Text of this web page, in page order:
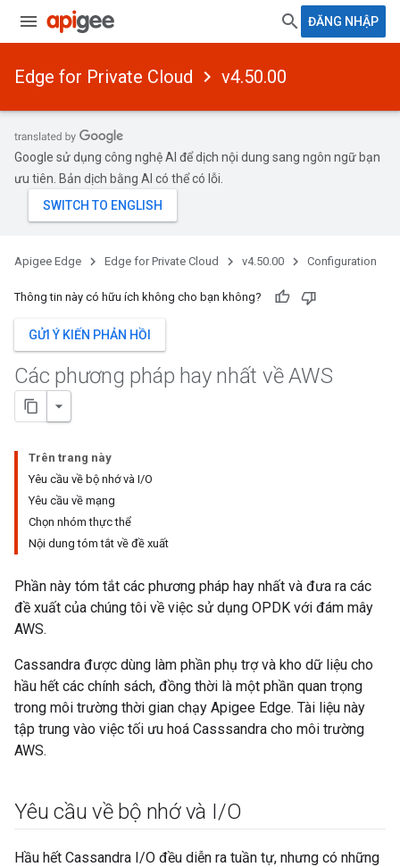
ĐĂNG NHẬP
Edge for Private Cloud v4.50.00
Google sử dụng công nghệ AI để dịch nội dung sang ngôn ngữ bạn
ưu tiên. Bản dịch bằng AI có thể có lỗi.
Apigee Edge Edge for Private Cloud v4.50.00 Configuration
Thông tin này có hữu ích không cho bạn không?
GỬI Ý KIẾN PHẢN HỒI
Các phương pháp hay nhất về AWS
Trên trang này
Yêu cầu về bộ nhớ và I/O
Yêu cầu về mạng
Chọn nhóm thực thể
Nội dung tóm tắt về đề xuất
Phần này tóm tắt các phương pháp hay nhất và đưa ra các
đề xuất của chúng tôi về việc sử dụng OPDK với đám mây
AWS.
Cassandra được dùng làm phần phụ trợ và kho dữ liệu cho
hầu hết các chính sách, đồng thời là một phần quan trọng
trong môi trường thời gian chạy Apigee Edge. Tài liệu này
tập trung vào việc tối ưu hoá Casssandra cho môi trường
AWS.
Yêu cầu về bộ nhớ và I/O
Hầu hết Cassandra I/O đều diễn ra tuần tự, nhưng có những